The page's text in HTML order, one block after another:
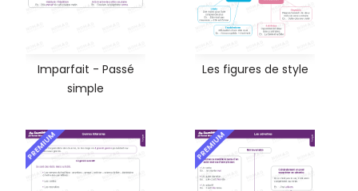
Imparfait - Passé
simple
Les figures de style
PREMIUM PREMIUM